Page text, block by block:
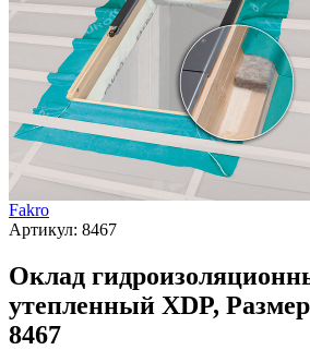
Fakro
Артикул: 8467
Оклад
утепленный XDP,
8467